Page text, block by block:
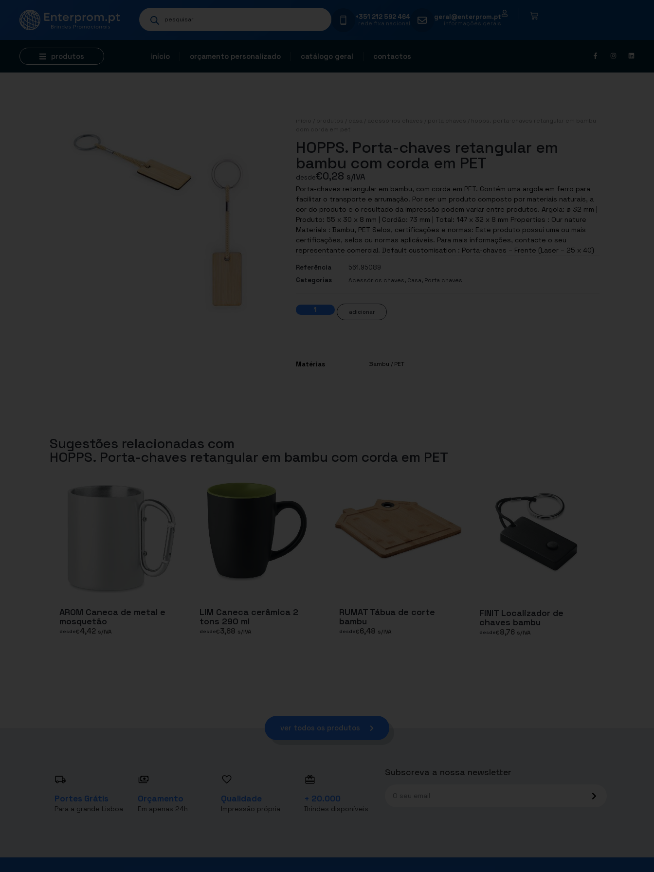
+351 212 592 464
rede fixa nacional
geral@enterprom.pt
informações gerais
produtos início orçamento personalizado catálogo geral contactos
início produtos casa acessórios chaves porta chaves
/ hopps. porta-chaves retangular em bambu
com corda em pet
HOPPS. Porta-chaves retangular em
bambu com corda em PET
desde€0,28 s/IVA
Porta-chaves retangular em bambu, com corda em PET. Contém uma argola em ferro para
facilitar o transporte e arrumação. Por ser um produto composto por materiais naturais, a
cor do produto e o resultado da impressão podem variar entre produtos. Argola: ø 32 mm |
Produto: 55 x 30 x 8 mm | Cordão: 73 mm | Total: 147 x 32 x 8 mm Properties : Our nature
Materials : Bambu, PET Selos, certificações e normas: Este produto possui uma ou mais
certificações, selos ou normas aplicáveis. Para mais informações, contacte o seu
representante comercial. Default customisation : Porta-chaves – Frente (Laser – 25 x 40)
Referência
561.95089
Categorias
Acessórios chaves, Casa, Porta chaves
adicionar
Matérias Bambu / PET
Sugestões relacionadas com
HOPPS. Porta-chaves retangular em bambu com corda em PET
AROM Caneca de metal e
mosquetão
desde€4,42 s/IVA
LIM Caneca cerâmica 2
tons 290 ml
desde€3,68 s/IVA
RUMAT Tábua de corte
bambu
desde€6,48 s/IVA
FINIT Localizador de
chaves bambu
desde€8,76 s/IVA
ver todos os produtos
Portes Grátis
Para a grande Lisboa
Orçamento
Em apenas 24h
Qualidade
Impressão própria
+ 20.000
Brindes disponíveis
Subscreva a nossa newsletter